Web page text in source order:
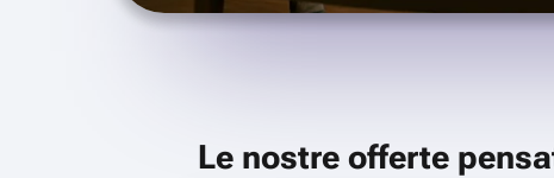
Le nostre offerte